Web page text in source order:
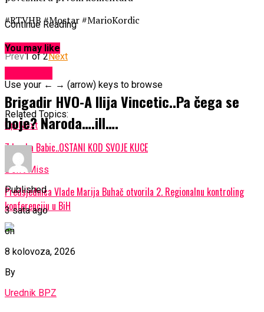
#RTVHB #Mostar #MarioKordic
Prev1 of 2Next
Use your ← → (arrow) keys to browse
Related Topics:
Up Next
Zdravka Babic..OSTANI KOD SVOJE KUCE
Don't Miss
Predsjednica Vlade Marija Buhač otvorila 2. Regionalnu kontroling
konferenciju u BiH
Continue Reading
You may like
Brigadir HVO-A Ilija Vincetic..Pa čega se
boje? Naroda….ill….
Published
3 sata ago
on
8 kolovoza, 2026
By
Urednik BPZ